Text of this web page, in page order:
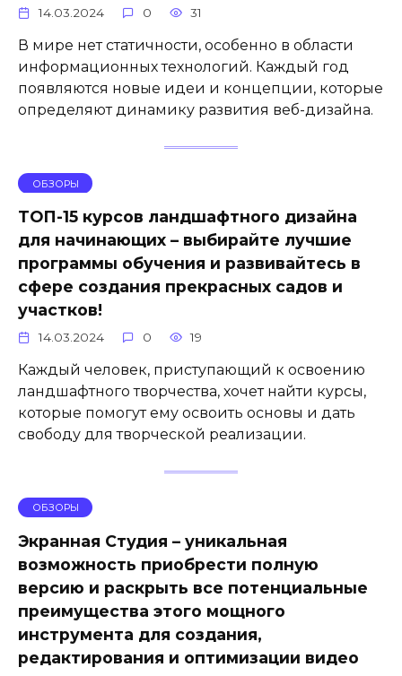
14.03.2024 0 31
В мире нет статичности, особенно в области
информационных технологий. Каждый год
появляются новые идеи и концепции, которые
определяют динамику развития веб-дизайна.
ОБЗОРЫ
ТОП-15 курсов ландшафтного дизайна
для начинающих – выбирайте лучшие
программы обучения и развивайтесь в
сфере создания прекрасных садов и
участков!
14.03.2024 0 19
Каждый человек, приступающий к освоению
ландшафтного творчества, хочет найти курсы,
которые помогут ему освоить основы и дать
свободу для творческой реализации.
ОБЗОРЫ
Экранная Студия – уникальная
возможность приобрести полную
версию и раскрыть все потенциальные
преимущества этого мощного
инструмента для создания,
редактирования и оптимизации видео